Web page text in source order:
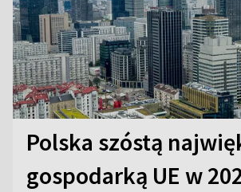
Polska szóstą
gospodarką UE w